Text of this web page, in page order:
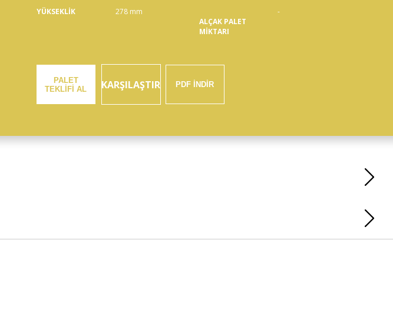
YÜKSEKLİK 278 mm
ALÇAK PALET
MİKTARI
-
PALET
TEKLİFİ AL
KARŞILAŞTIR PDF İNDİR